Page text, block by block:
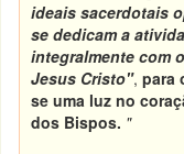
ideais sacerdotais
se dedicam a
integralmente com
Jesus Cristo",para
se uma luz no
dos Bispos. "